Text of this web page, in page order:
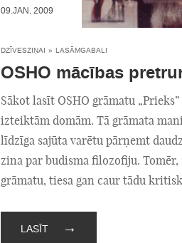
09.JAN, 2009
DZĪVESZIŅAI » LASĀMGABALI
OSHO mācības
Sākot lasīt OSHO grāmatu
izteiktām domām. Tā grāmata
līdzīga sajūta varētu pārņemt
zina par budisma filozofiju.
grāmatu, tiesa gan caur tādu
LASĪT →